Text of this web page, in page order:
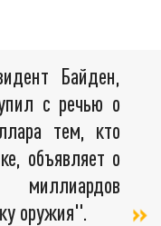
Байден,
с речью о
тем, кто
объявляет о
оружия".